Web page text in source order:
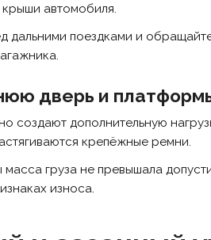
автомобиля.
дальними поездками и
дверь и
создают дополнительную
крепёжные ремни.
масса груза не превышала
износа.